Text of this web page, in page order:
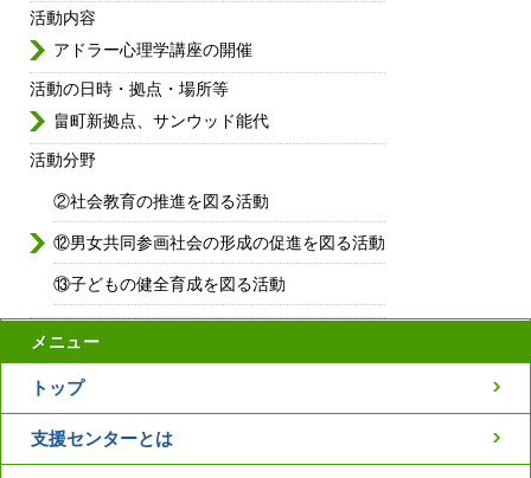
活動内容
アドラー心理学講座の開催
活動の日時・拠点・場所等
畠町新拠点、サンウッド能代
活動分野
②社会教育の推進を図る活動
⑫男女共同参画社会の形成の促進を図る活動
⑬子どもの健全育成を図る活動
メニュー
トップ
支援センターとは